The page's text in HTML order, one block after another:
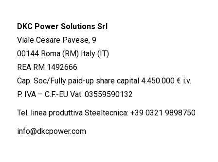
DKC Power Solutions Srl
Viale Cesare Pavese, 9
00144 Roma (RM) Italy (IT)
REA RM 1492666
Cap. Soc/Fully paid-up share capital 4.450.000 € i.v.
P. IVA – C.F.-EU Vat: 03559590132
Tel. linea produttiva Steeltecnica: +39 0321 9898750
info@dkcpower.com